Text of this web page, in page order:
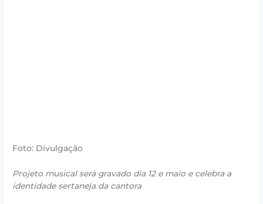
Foto: Divulgação
Projeto musical será gravado dia 12 e maio e celebra a
identidade sertaneja da cantora